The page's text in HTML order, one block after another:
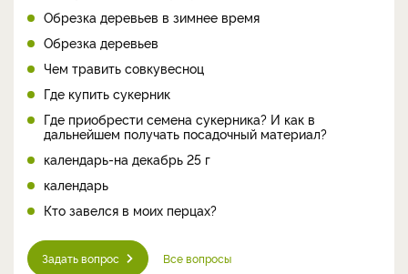
Обрезка деревьев в зимнее время
Обрезка деревьев
Чем травить совкувесноц
Где купить сукерник
Где приобрести семена сукерника? И как в
дальнейшем получать посадочный материал?
календарь-на декабрь 25 г
календарь
Кто завелся в моих перцах?
Задать вопрос Все вопросы